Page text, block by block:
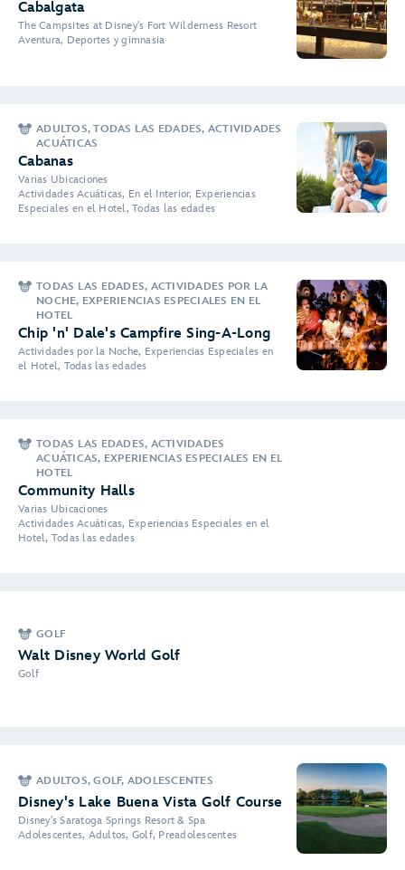
Cabalgata
The Campsites at Disney's Fort Wilderness Resort
Aventura, Deportes y gimnasia
ADULTOS, TODAS LAS EDADES, ACTIVIDADES
ACUÁTICAS
Cabanas
Varias Ubicaciones
Actividades Acuáticas, En el Interior, Experiencias
Especiales en el Hotel, Todas las edades
TODAS LAS EDADES, ACTIVIDADES POR LA
NOCHE, EXPERIENCIAS ESPECIALES EN EL
HOTEL
Chip 'n' Dale's Campfire Sing-A-Long
Actividades por la Noche, Experiencias Especiales en
el Hotel, Todas las edades
TODAS LAS EDADES, ACTIVIDADES
ACUÁTICAS, EXPERIENCIAS ESPECIALES EN EL
HOTEL
Community Halls
Varias Ubicaciones
Actividades Acuáticas, Experiencias Especiales en el
Hotel, Todas las edades
GOLF
Walt Disney World Golf
Golf
ADULTOS, GOLF, ADOLESCENTES
Disney's Lake Buena Vista Golf Course
Disney's Saratoga Springs Resort & Spa
Adolescentes, Adultos, Golf, Preadolescentes